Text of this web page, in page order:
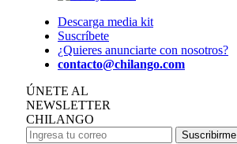
Descarga media kit
Suscríbete
¿Quieres anunciarte con nosotros?
contacto@chilango.com
ÚNETE AL
NEWSLETTER
CHILANGO
Suscribirme